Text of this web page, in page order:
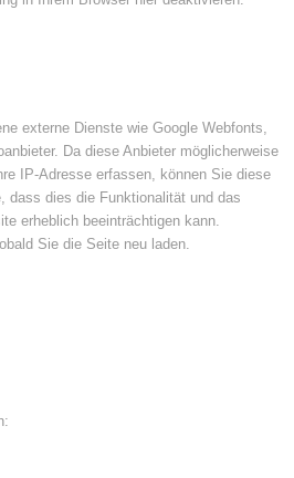
externe Dienste wie Google Webfonts,
Da diese Anbieter möglicherweise
IP-Adresse erfassen, können Sie diese
dass dies die Funktionalität und das
erheblich beeinträchtigen kann.
Sie die Seite neu laden.